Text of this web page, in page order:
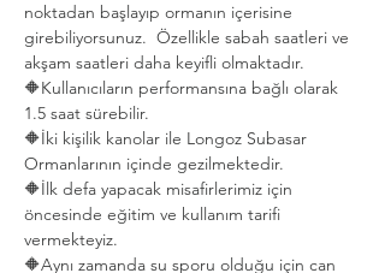
noktadan başlayıp ormanın içerisine
girebiliyorsunuz.  Özellikle sabah saatleri ve
akşam saatleri daha keyifli olmaktadır.
🔶Kullanıcıların performansına bağlı olarak
1.5 saat sürebilir.
🔶İki kişilik kanolar ile Longoz Subasar
Ormanlarının içinde gezilmektedir.
🔶İlk defa yapacak misafirlerimiz için
öncesinde eğitim ve kullanım tarifi
vermekteyiz.
🔶Aynı zamanda su sporu olduğu için can